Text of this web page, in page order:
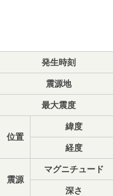
発生時刻
震源地
最大震度
位置
緯度
経度
震源
マグニチュード
深さ